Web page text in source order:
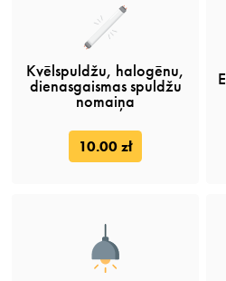
Kvēlspuldžu, halogēnu,
dienasgaismas spuldžu
nomaiņa
10.00 zł